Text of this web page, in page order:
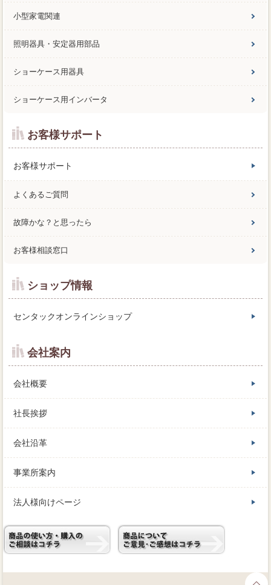
小型家電関連
照明器具・安定器用部品
ショーケース用器具
ショーケース用インバータ
お客様サポート
お客様サポート
よくあるご質問
故障かな？と思ったら
お客様相談窓口
ショップ情報
センタックオンラインショップ
会社案内
会社概要
社長挨拶
会社沿革
事業所案内
法人様向けページ